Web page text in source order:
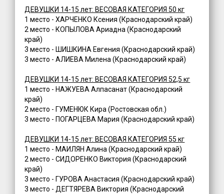
ДЕВУШКИ 14-15 лет: ВЕСОВАЯ КАТЕГОРИЯ 50 кг
1 место - ХАРЧЕНКО Ксения (Краснодарский край)
2 место - КОПЫЛОВА Ариадна (Краснодарский
край)
3 место - ШИШКИНА Евгения (Краснодарский край)
3 место - АЛИЕВА Милена (Краснодарский край)
ДЕВУШКИ 14-15 лет: ВЕСОВАЯ КАТЕГОРИЯ 52,5 кг
1 место - НАЖУЕВА Алпасанат (Краснодарский
край)
2 место - ГУМЕНЮК Кира (Ростовская обл.)
3 место - ПОГАРЦЕВА Мария (Краснодарский край)
ДЕВУШКИ 14-15 лет: ВЕСОВАЯ КАТЕГОРИЯ 55 кг
1 место - МАИЛЯН Алина (Краснодарский край)
2 место - СИДОРЕНКО Виктория (Краснодарский
край)
3 место - ГУРОВА Анастасия (Краснодарский край)
3 место - ДЕГТЯРЕВА Виктория (Краснодарский